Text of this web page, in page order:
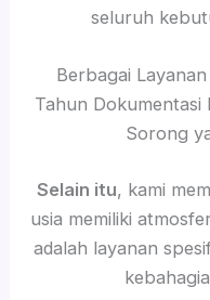
seluruh
Berbagai
Tahun
Sorong
Selain itu, kami
usia memiliki
adalah layanan